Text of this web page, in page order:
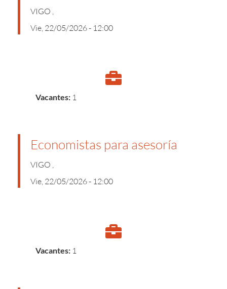
VIGO ,
Vie, 22/05/2026 - 12:00
Vacantes: 1
Economistas para asesoría
VIGO ,
Vie, 22/05/2026 - 12:00
Vacantes: 1